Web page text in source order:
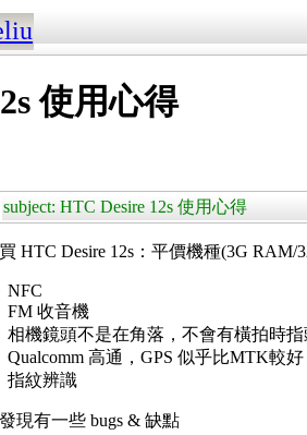
使用心得
subject: HTC Desire 12s 使用心得
HTC Desire 12s：平價機種(3G RAM/
NFC
FM 收音機
相機鏡頭不是在角落，不會有橫拍時指
Qualcomm 高通，GPS 似乎比MTK較好
指紋辨識
現有一些 bugs & 缺點